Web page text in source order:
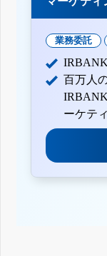
業務委託
百万人
ーケテ